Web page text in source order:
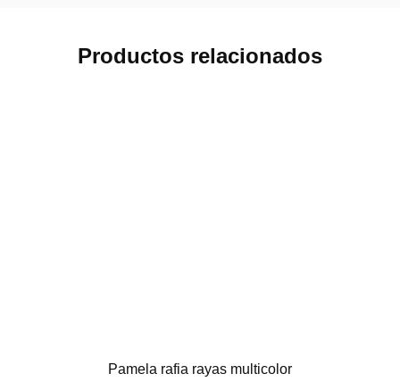
Productos relacionados
Pamela rafia rayas multicolor